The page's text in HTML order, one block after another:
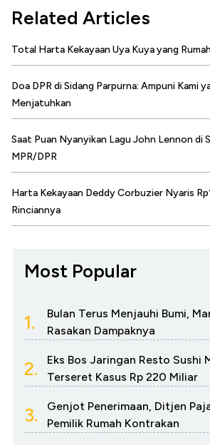
Related Articles
Total Harta Kekayaan Uya Kuya yang
Doa DPR di Sidang Parpurna: Ampuni Kami
Menjatuhkan
Saat Puan Nyanyikan Lagu John Lennon di
MPR/DPR
Harta Kekayaan Deddy Corbuzier Nyaris
Rinciannya
Most Popular
1.
Bulan Terus Menjauhi Bumi,
Rasakan Dampaknya
2.
Eks Bos Jaringan Resto Sushi
Terseret Kasus Rp 220 Miliar
3.
Genjot Penerimaan, Ditjen
Pemilik Rumah Kontrakan